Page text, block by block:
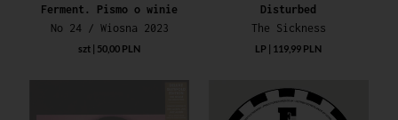
Ferment. Pismo o winie
No 24 / Wiosna 2023
szt | 50,00 PLN
Disturbed
The Sickness
LP | 119,99 PLN